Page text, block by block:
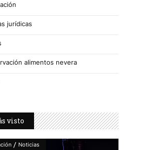
jurídicas
alimentos nevera
visto
/ Noticias